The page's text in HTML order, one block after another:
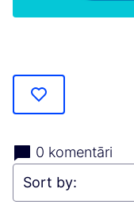
0 komentāri